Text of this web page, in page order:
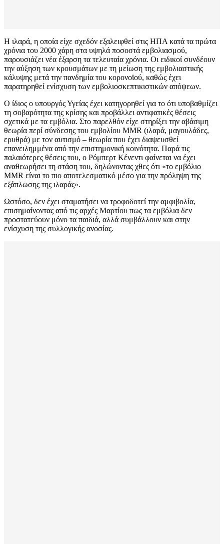
Η ιλαρά, η οποία είχε σχεδόν εξαλειφθεί στις ΗΠΑ κατά τα πρώτα
χρόνια του 2000 χάρη στα υψηλά ποσοστά εμβολιασμού,
παρουσιάζει νέα έξαρση τα τελευταία χρόνια. Οι ειδικοί συνδέουν
την αύξηση των κρουσμάτων με τη μείωση της εμβολιαστικής
κάλυψης μετά την πανδημία του κορονοϊού, καθώς έχει
παρατηρηθεί ενίσχυση των εμβολιοσκεπτικιστικών απόψεων.
Ο ίδιος ο υπουργός Υγείας έχει κατηγορηθεί για το ότι υποβαθμίζει
τη σοβαρότητα της κρίσης και προβάλλει αντιφατικές θέσεις
σχετικά με τα εμβόλια. Στο παρελθόν είχε στηρίξει την αβάσιμη
θεωρία περί σύνδεσης του εμβολίου MMR (ιλαρά, μαγουλάδες,
ερυθρά) με τον αυτισμό – θεωρία που έχει διαψευσθεί
επανειλημμένα από την επιστημονική κοινότητα. Παρά τις
παλαιότερες θέσεις του, ο Ρόμπερτ Κένεντι φαίνεται να έχει
αναθεωρήσει τη στάση του, δηλώνοντας χθες ότι «το εμβόλιο
MMR είναι το πιο αποτελεσματικό μέσο για την πρόληψη της
εξάπλωσης της ιλαράς».
Ωστόσο, δεν έχει σταματήσει να τροφοδοτεί την αμφιβολία,
επισημαίνοντας από τις αρχές Μαρτίου πως τα εμβόλια δεν
προστατεύουν μόνο τα παιδιά, αλλά συμβάλλουν και στην
ενίσχυση της συλλογικής ανοσίας.